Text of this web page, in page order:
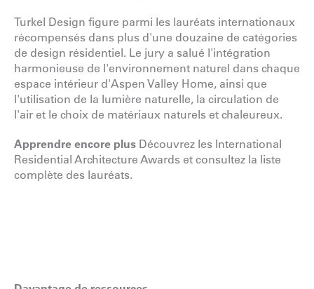
Turkel Design figure parmi les lauréats internationaux
récompensés dans plus d'une douzaine de catégories
de design résidentiel. Le jury a salué l'intégration
harmonieuse de l'environnement naturel dans chaque
espace intérieur d'Aspen Valley Home, ainsi que
l'utilisation de la lumière naturelle, la circulation de
l'air et le choix de matériaux naturels et chaleureux.
Apprendre encore plus Découvrez les International
Residential Architecture Awards et consultez la liste
complète des lauréats.